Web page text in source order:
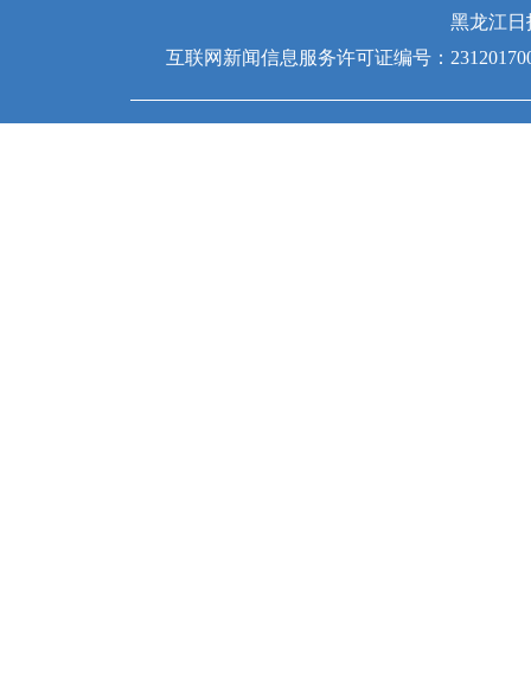
黑龙江日
互联网新闻信息服务许可证编号：